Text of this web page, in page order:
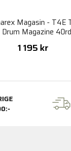
Magasin - T4E
Magazine
1 195 kr